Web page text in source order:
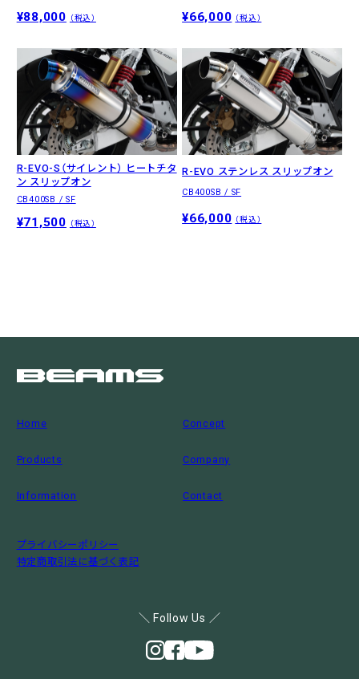
¥88,000 （税込） ¥66,000 （税込）
R-EVO-S（サイレント） ヒートチタ
ン スリップオン
CB400SB / SF
¥71,500 （税込）
R-EVO ステンレス スリップオン
CB400SB / SF
¥66,000 （税込）
Home Concept
Products Company
Information Contact
プライバシーポリシー
特定商取引法に基づく表記
＼ Follow Us ／